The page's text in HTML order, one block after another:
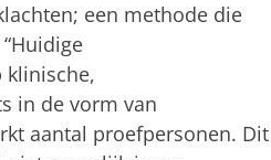
een methode die
klinische,
in de vorm van
aantal proefpersonen. Dit